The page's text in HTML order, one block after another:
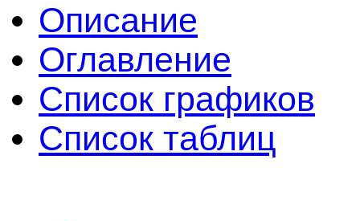
Описание
Оглавление
Список графиков
Список таблиц